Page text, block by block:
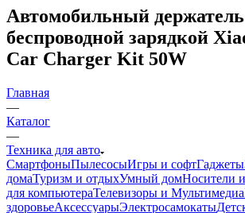
Автомобильный
беспроводной зарядкой
Car Charger Kit 50W
Главная
—
Каталог
—
Техника для авто
СмартфоныПылесосыИгры и софтГаджеты
домаТуризм и отдыхУмный домНосители
для компьютераТелевизоры и Мультимедиа
здоровьеАксессуарыЭлектросамокаты